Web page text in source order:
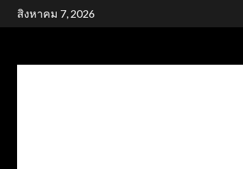
Skipสิงหาคม 7, 2026